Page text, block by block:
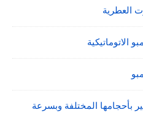
العطرية
الاتوماتيكية
بأحجامها المختلفة وبسرعة